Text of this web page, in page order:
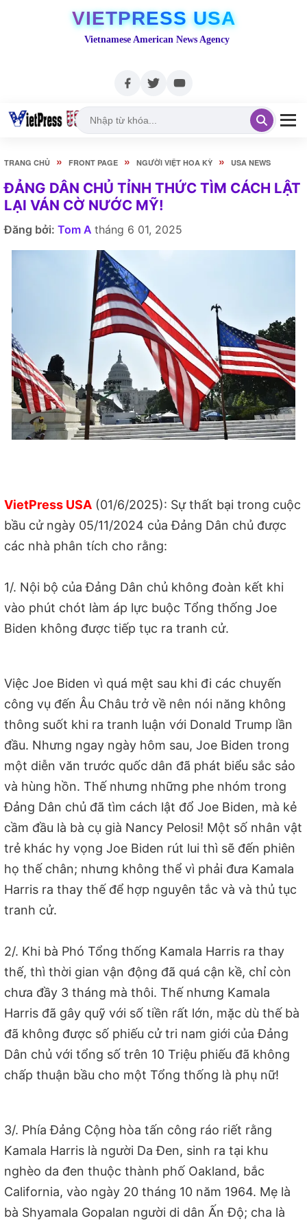
VIETPRESS USA
Vietnamese American News Agency
TRANG CHỦ » FRONT PAGE » NGƯỜI VIỆT HOA KỲ » USA NEWS
ĐẢNG DÂN CHỦ TỈNH THỨC TÌM CÁCH LẬT
LẠI VÁN CỜ NƯỚC MỸ!
Đăng bởi: Tom A tháng 6 01, 2025
VietPress USA (01/6/2025): Sự thất bại trong cuộc
bầu cử ngày 05/11/2024 của Đảng Dân chủ được
các nhà phân tích cho rằng:
1/. Nội bộ của Đảng Dân chủ không đoàn kết khi
vào phút chót làm áp lực buộc Tổng thống Joe
Biden không được tiếp tục ra tranh cử.
Việc Joe Biden vì quá mệt sau khi đi các chuyến
công vụ đến Âu Châu trở về nên nói năng không
thông suốt khi ra tranh luận với Donald Trump lần
đầu. Nhưng ngay ngày hôm sau, Joe Biden trong
một diễn văn trước quốc dân đã phát biểu sắc sảo
và hùng hồn. Thế nhưng những phe nhóm trong
Đảng Dân chủ đã tìm cách lật đổ Joe Biden, mà kẻ
cầm đầu là bà cụ già Nancy Pelosi! Một số nhân vật
trẻ khác hy vọng Joe Biden rút lui thì sẽ đến phiên
họ thế chân; nhưng không thể vì phải đưa Kamala
Harris ra thay thế để hợp nguyên tắc và và thủ tục
tranh cử.
2/. Khi bà Phó Tổng thống Kamala Harris ra thay
thế, thì thời gian vận động đã quá cận kề, chỉ còn
chưa đầy 3 tháng mà thôi. Thế nhưng Kamala
Harris đã gây quỹ với số tiền rất lớn, mặc dù thế bà
đã không được số phiếu cử tri nam giới của Đảng
Dân chủ với tổng số trên 10 Triệu phiếu đã không
chấp thuận bầu cho một Tổng thống là phụ nữ!
3/. Phía Đảng Cộng hòa tấn công ráo riết rằng
Kamala Harris là người Da Đen, sinh ra tại khu
nghèo da đen thuộc thành phố Oakland, bắc
California, vào ngày 20 tháng 10 năm 1964. Mẹ là
bà Shyamala Gopalan người di dân Ấn Độ; cha là